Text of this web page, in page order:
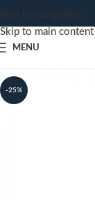
Skip to navigation
Skip to main content
MENU
-25%